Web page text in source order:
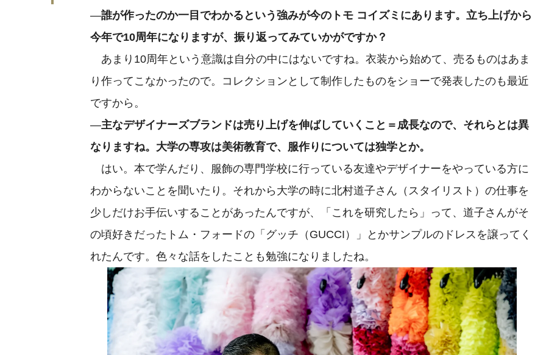
—誰が作ったのか一目でわかるという強みが今のトモ コイズミにあります。立ち上げから
今年で10周年になりますが、振り返ってみていかがですか？
あまり10周年という意識は自分の中にはないですね。衣装から始めて、売るものはあま
り作ってこなかったので。コレクションとして制作したものをショーで発表したのも最近
ですから。
—主なデザイナーズブランドは売り上げを伸ばしていくこと＝成長なので、それらとは異
なりますね。大学の専攻は美術教育で、服作りについては独学とか。
はい。本で学んだり、服飾の専門学校に行っている友達やデザイナーをやっている方に
わからないことを聞いたり。それから大学の時に北村道子さん（スタイリスト）の仕事を
少しだけお手伝いすることがあったんですが、「これを研究したら」って、道子さんがそ
の頃好きだったトム・フォードの「グッチ（GUCCI）」とかサンプルのドレスを譲ってく
れたんです。色々な話をしたことも勉強になりましたね。